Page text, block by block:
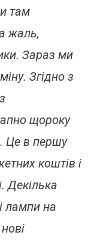
там
жаль,
Зараз ми
Згідно з
щороку
Це в першу
коштів і
Декілька
лампи на